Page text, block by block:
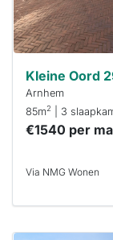
Kleine Oord
Arnhem
85m2 | 3
€1540 per
Via NMG Wonen